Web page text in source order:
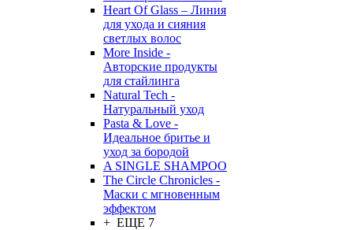
Heart Of Glass – Линия
для ухода и сияния
светлых волос
More Inside -
Авторские продукты
для стайлинга
Natural Tech -
Натуральный уход
Pasta & Love -
Идеальное бритье и
уход за бородой
A SINGLE SHAMPOO
The Circle Chronicles -
Маски с мгновенным
эффектом
+ ЕЩЕ 7